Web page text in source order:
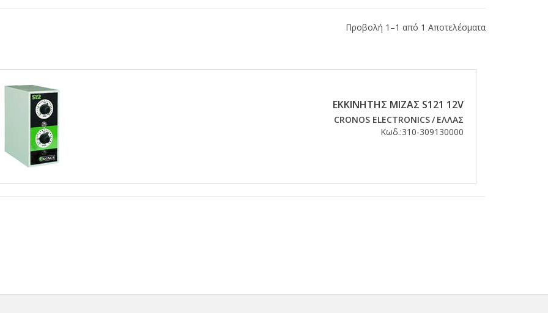
Προβολή 1–1 από 1 Αποτελέσματα
ΕΚΚΙΝΗΤΗΣ ΜΙΖΑΣ S121 12V
CRONOS ELECTRONICS/ ΕΛΛΑΣ
Κωδ.:310-309130000